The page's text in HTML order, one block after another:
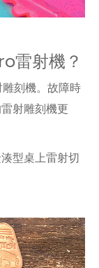
雷射機？
刻機。故障時
射雕刻機更
型桌上雷射切